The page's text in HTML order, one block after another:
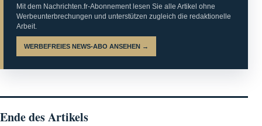
Mit dem Nachrichten.fr-Abonnement lesen Sie alle Artikel ohne
Werbeunterbrechungen und unterstützen zugleich die redaktionelle
Arbeit.
WERBEFREIES NEWS-ABO ANSEHEN →
Ende des Artikels